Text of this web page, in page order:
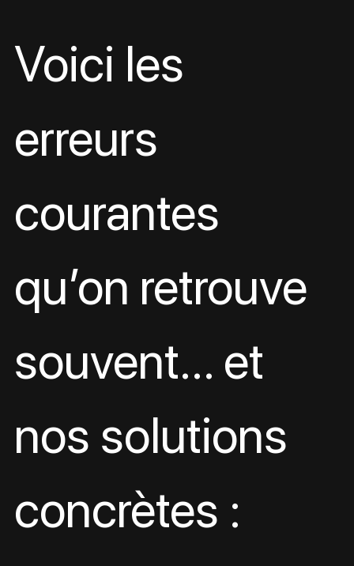
Voici les
erreurs
courantes
qu’on retrouve
souvent… et
nos solutions
concrètes :